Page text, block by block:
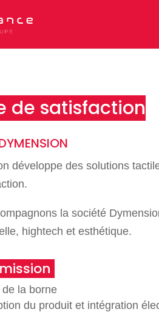
de satisfaction
développe des solutions
la société
hightech et esthétique.
de la borne
du produit et intégration